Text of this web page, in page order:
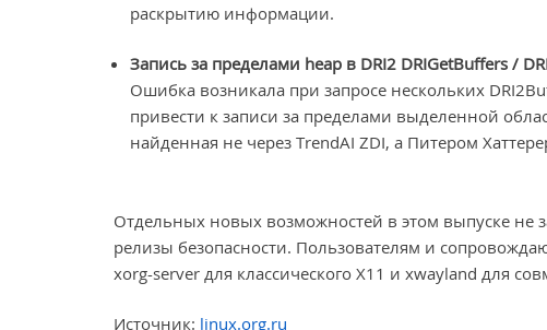
раскрытию информации.
Запись за пределами heap в DRI2 DRIGetBuffers /
Ошибка возникала при запросе нескольких
привести к записи за пределами выделенной
найденная не через TrendAI ZDI, а Питером
Отдельных новых возможностей в этом выпуске не
релизы безопасности. Пользователям и
xorg-server для классического X11 и xwayland для
Источник: linux.org.ru